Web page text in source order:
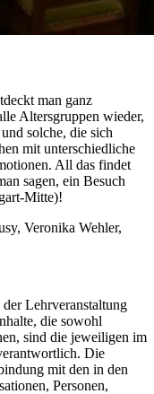
man ganz
Altersgruppen wieder,
solche, die sich
mit unterschiedliche
All das findet
sagen, ein Besuch
Mitte)!
Veronika Wehler,
Lehrveranstaltung
die sowohl
sind die jeweiligen im
Die
mit den in den
Personen,